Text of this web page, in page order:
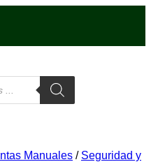
Manuales / Seguridad y